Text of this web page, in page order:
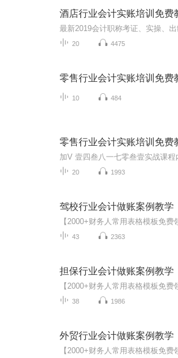
酒店行业会计实账培训免费
20 4475
零售行业会计实账培训免费
10 484
零售行业会计实账培训免费
20 1993
驾校行业会计做账案例教学
43 2363
担保行业会计做账案例教学
38 1986
外贸行业会计做账案例教学